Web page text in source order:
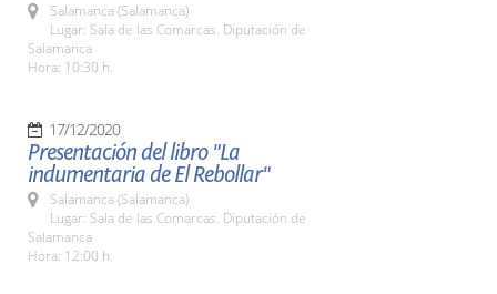
Salamanca (Salamanca)
Lugar: Sala de las Comarcas. Diputación de
Salamanca
Hora: 10:30 h.
17/12/2020
Presentación del libro "La
indumentaria de El Rebollar"
Salamanca (Salamanca)
Lugar: Sala de las Comarcas. Diputación de
Salamanca
Hora: 12:00 h.